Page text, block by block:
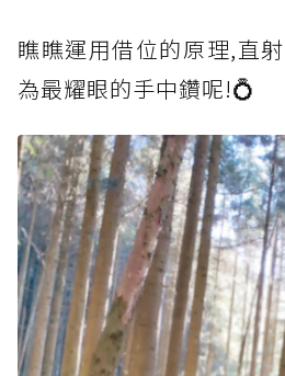
瞧瞧運用借位的原理,直
為最耀眼的手中鑽呢!💍